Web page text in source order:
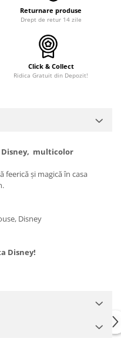
Returnare produse
Drept de retur 14 zile
Click & Collect
Ridica Gratuit din Depozit!
Disney, multicolor
și magică în casa
Disney
Disney!